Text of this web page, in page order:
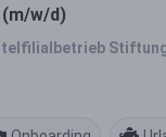
(m/w/d)